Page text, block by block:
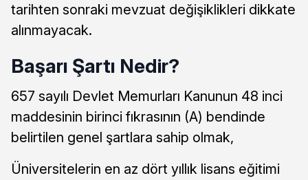
tarihten sonraki mevzuat değişiklikleri dikkate
alınmayacak.
Başarı Şartı Nedir?
657 sayılı Devlet Memurları Kanunun 48 inci
maddesinin birinci fıkrasının (A) bendinde
belirtilen genel şartlara sahip olmak,
Üniversitelerin en az dört yıllık lisans eğitimi